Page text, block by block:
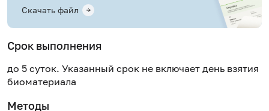
Скачать файл
Срок выполнения
до 5 суток. Указанный срок не включает день взятия
биоматериала
Методы